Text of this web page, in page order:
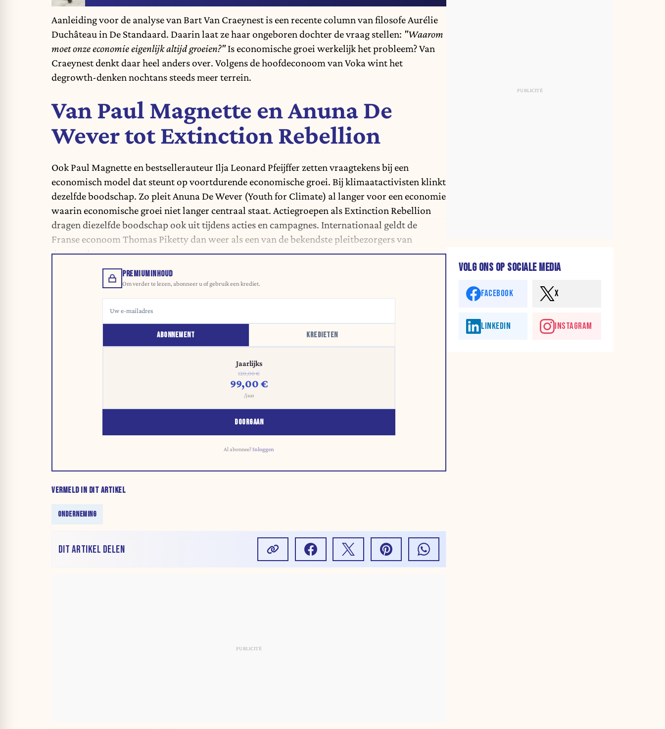
Aanleiding voor de analyse van Bart Van Craeynest is een recente column van filosofe Aurélie
Duchâteau in De Standaard. Daarin laat ze haar ongeboren dochter de vraag stellen: "Waarom
moet onze economie eigenlijk altijd groeien?"Is economische groei werkelijk het probleem? Van
Craeynest denkt daar heel anders over. Volgens de hoofdeconoom van Voka wint het
degrowth-denken nochtans steeds meer terrein.
Van Paul Magnette en Anuna De
Wever tot Extinction Rebellion
Ook Paul Magnette en bestsellerauteur Ilja Leonard Pfeijffer zetten vraagtekens bij een
economisch model dat steunt op voortdurende economische groei. Bij klimaatactivisten klinkt
dezelfde boodschap. Zo pleit Anuna De Wever (Youth for Climate) al langer voor een economie
waarin economische groei niet langer centraal staat. Actiegroepen als Extinction Rebellion
dragen diezelfde boodschap ook uit tijdens acties en campagnes. Internationaal geldt de
Franse econoomThomas Piketty dan weer als een van de bekendste pleitbezorgers van
degrowth.
PREMIUMINHOUD
Om verder te lezen, abonneer u of gebruik een krediet.
ABONNEMENT KREDIETEN
Jaarlijks
120,00 €
99,00 €
/jaar
DOORGAAN
Al abonnee?Inloggen
VERMELD IN DIT ARTIKEL
ONDERNEMING
DIT ARTIKEL DELEN
VOLG ONS OP SOCIALE MEDIA
FACEBOOK X
LINKEDIN INSTAGRAM